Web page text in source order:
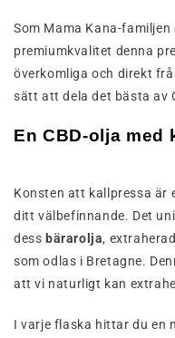
Som Mama Kana-
premiumkvalitet denna
överkomliga och direkt
sätt att dela det bästa av
En CBD-olja med
Konsten att kallpressa är
ditt välbefinnande. Det
dess bärarolja,
som odlas i Bretagne.
att vi naturligt kan
I varje flaska hittar du en